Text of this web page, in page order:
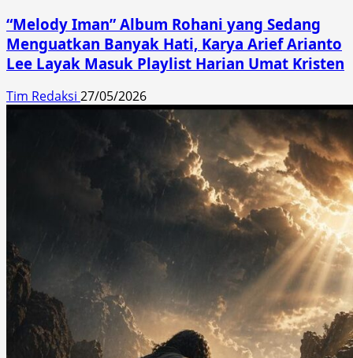
“Melody Iman” Album Rohani yang Sedang
Menguatkan Banyak Hati, Karya Arief Arianto
Lee Layak Masuk Playlist Harian Umat Kristen
Tim Redaksi 27/05/2026